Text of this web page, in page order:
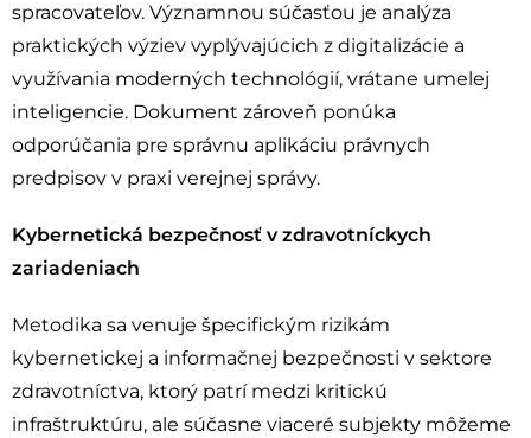
spracovateľov. Významnou súčasťou je analýza
praktických výziev vyplývajúcich z digitalizácie a
využívania moderných technológií, vrátane umelej
inteligencie. Dokument zároveň ponúka
odporúčania pre správnu aplikáciu právnych
predpisov v praxi verejnej správy.
Kybernetická bezpečnosť v zdravotníckych
zariadeniach
Metodika sa venuje špecifickým rizikám
kybernetickej a informačnej bezpečnosti v sektore
zdravotníctva, ktorý patrí medzi kritickú
infraštruktúru, ale súčasne viaceré subjekty môžeme